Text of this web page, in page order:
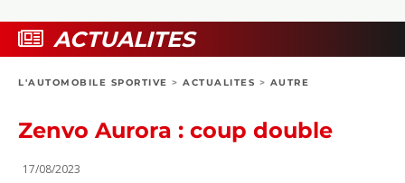
BOUTIQUE
ACTUALITES
L'AUTOMOBILE SPORTIVE > ACTUALITES > AUTRE
Zenvo Aurora : coup double
17/08/2023